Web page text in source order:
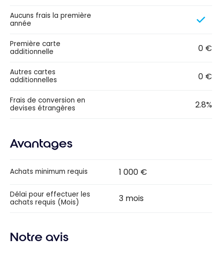
Aucuns frais la première
année
Première carte
additionnelle
0 €
Autres cartes
additionnelles
0 €
Frais de conversion en
devises étrangères
2.8%
Avantages
Achats minimum requis 1 000 €
Délai pour effectuer les
achats requis (Mois)
3 mois
Notre avis